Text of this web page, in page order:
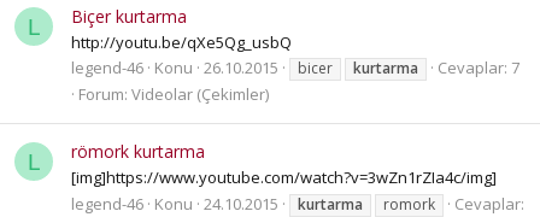
L Biçer kurtarma
http://youtu.be/qXe5Qg_usbQ
legend-46 Konu 26.10.2015 bicer kurtarma
Cevaplar: 7
Forum: Videolar (Çekimler)
L römork kurtarma
[img]https://www.youtube.com/watch?v=3wZn1rZIa4c/img]
legend-46 Konu 24.10.2015 kurtarma romork
Cevaplar: